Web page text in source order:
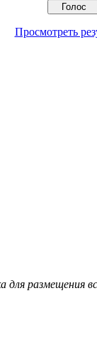
Просмотреть
размещения